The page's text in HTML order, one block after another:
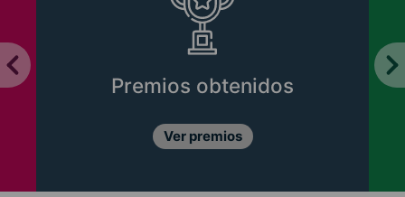
Premios obtenidos
Ver premios